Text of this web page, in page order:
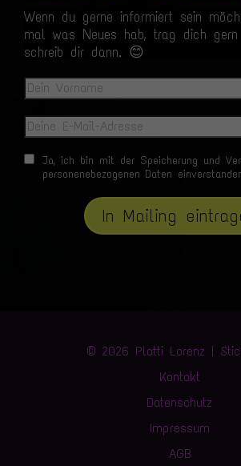
Wenn du gerne informiert sein
mal was Neues hab, trag dich
schreib dir dann. 😊
Ja, ich bin mit der Speicherung und
personenebezogenen Daten
In Mailing
© 2026 Platti Lorenz |
Kontakt
Datenschutz
Impressum
AGB